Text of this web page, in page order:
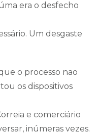
era o desfecho
Um desgaste
o processo nao
os dispositivos
e comerciário
inúmeras vezes.